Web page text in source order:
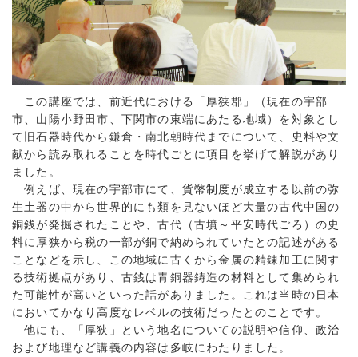
この講座では、前近代における「厚狭郡」（現在の宇部
市、山陽小野田市、下関市の東端にあたる地域）を対象とし
て旧石器時代から鎌倉・南北朝時代までについて、史料や文
献から読み取れることを時代ごとに項目を挙げて解説があり
ました。
例えば、現在の宇部市にて、貨幣制度が成立する以前の弥
生土器の中から世界的にも類を見ないほど大量の古代中国の
銅銭が発掘されたことや、古代（古墳～平安時代ごろ）の史
料に厚狭から税の一部が銅で納められていたとの記述がある
ことなどを示し、この地域に古くから金属の精錬加工に関す
る技術拠点があり、古銭は青銅器鋳造の材料として集められ
た可能性が高いといった話がありました。これは当時の日本
においてかなり高度なレベルの技術だったとのことです。
他にも、「厚狭」という地名についての説明や信仰、政治
および地理など講義の内容は多岐にわたりました。